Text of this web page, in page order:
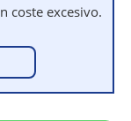
coste excesivo.